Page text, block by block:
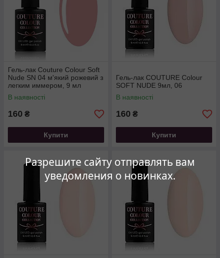
Разрешите сайту отправлять вам
уведомления о новинках.
Гель-лак Couture Colour Soft
Nude SN 04 м'який рожевий з
легким иммером, 9 мл
В наявності
160 ₴
Купити
Гель-лак COUTURE Colour
SOFT NUDE 9мл, 06
В наявності
160 ₴
Купити